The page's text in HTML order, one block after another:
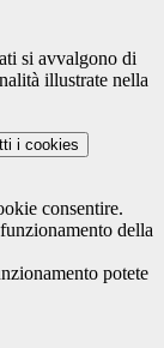
si avvalgono di
illustrate nella
i cookies
consentire.
della
potete